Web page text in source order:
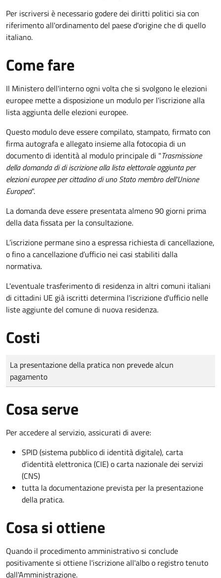
Per iscriversi è necessario godere dei diritti politici sia con
riferimento all'ordinamento del paese d'origine che di quello
italiano.
Come fare
Il Ministero dell'interno ogni volta che si svolgono le elezioni
europee mette a disposizione un modulo per l'iscrizione alla
lista aggiunta delle elezioni europee.
Questo modulo deve essere compilato, stampato, firmato con
firma autografa e allegato insieme alla fotocopia di un
documento di identità al modulo principale di "Trasmissione
della domanda di di iscrizione alla lista elettorale aggiunta per
elezioni europee per cittadino di uno Stato membro dell'Unione
Europea".
La domanda deve essere presentata almeno 90 giorni prima
della data fissata per la consultazione.
L’iscrizione permane sino a espressa richiesta di cancellazione,
o fino a cancellazione d’ufficio nei casi stabiliti dalla
normativa.
L'eventuale trasferimento di residenza in altri comuni italiani
di cittadini UE già iscritti determina l'iscrizione d'ufficio nelle
liste aggiunte del comune di nuova residenza.
Costi
Tipo di pagamento
Importo
La presentazione della pratica non prevede alcun
pagamento
Cosa serve
Per accedere al servizio, assicurati di avere:
SPID (sistema pubblico di identità digitale), carta
d’identità elettronica (CIE) o carta nazionale dei servizi
(CNS)
tutta la documentazione prevista per la presentazione
della pratica.
Cosa si ottiene
Quando il procedimento amministrativo si conclude
positivamente si ottiene l'iscrizione all'albo o registro tenuto
dall'Amministrazione.